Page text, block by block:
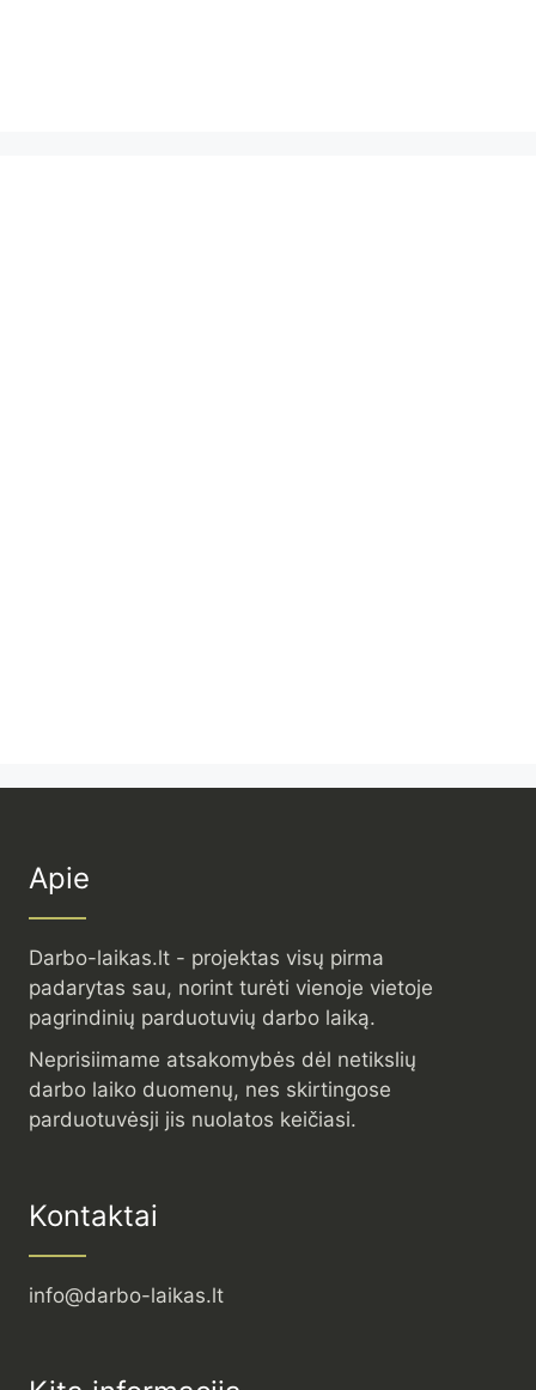
Apie
Darbo-laikas.lt - projektas visų pirma
padarytas sau, norint turėti vienoje vietoje
pagrindinių parduotuvių darbo laiką.
Neprisiimame atsakomybės dėl netikslių
darbo laiko duomenų, nes skirtingose
parduotuvėsji jis nuolatos keičiasi.
Kontaktai
info@darbo-laikas.lt